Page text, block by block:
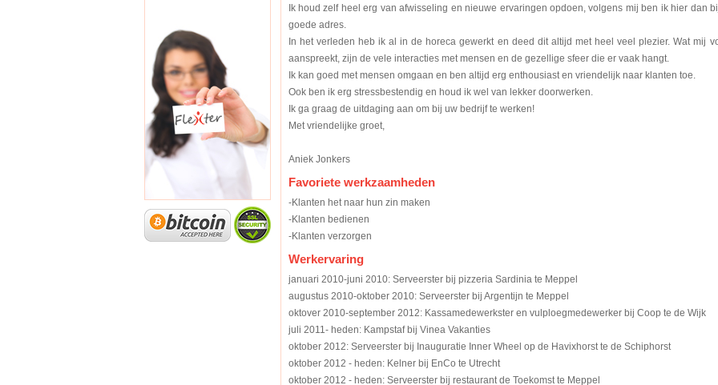
Ik houd zelf heel erg van afwisseling en nieuwe ervaringen opdoen, volgens mij ben ik hier dan
goede adres.
In het verleden heb ik al in de horeca gewerkt en deed dit altijd met heel veel plezier. Wat mij
aanspreekt, zijn de vele interacties met mensen en de gezellige sfeer die er vaak hangt.
Ik kan goed met mensen omgaan en ben altijd erg enthousiast en vriendelijk naar klanten toe.
Ook ben ik erg stressbestendig en houd ik wel van lekker doorwerken.
Ik ga graag de uitdaging aan om bij uw bedrijf te werken!
Met vriendelijke groet,
Aniek Jonkers
Favoriete werkzaamheden
-Klanten het naar hun zin maken
-Klanten bedienen
-Klanten verzorgen
Werkervaring
januari 2010-juni 2010: Serveerster bij pizzeria Sardinia te Meppel
augustus 2010-oktober 2010: Serveerster bij Argentijn te Meppel
oktover 2010-september 2012: Kassamedewerkster en vulploegmedewerker bij Coop te de Wijk
juli 2011- heden: Kampstaf bij Vinea Vakanties
oktober 2012: Serveerster bij Inauguratie Inner Wheel op de Havixhorst te de Schiphorst
oktober 2012 - heden: Kelner bij EnCo te Utrecht
oktober 2012 - heden: Serveerster bij restaurant de Toekomst te Meppel